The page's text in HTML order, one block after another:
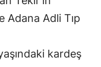
Adana Adli Tıp
kardeş